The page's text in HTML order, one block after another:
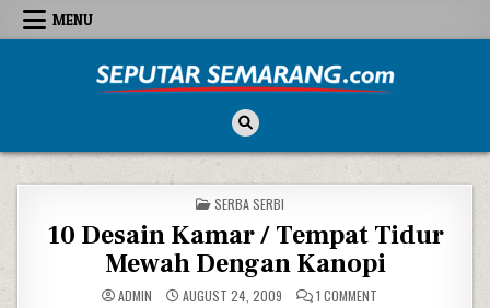
Skip to content
MENU
POSTED IN
SERBA SERBI
10 Desain Kamar / Tempat Tidur
Mewah Dengan Kanopi
ADMIN AUGUST 24, 2009 1 COMMENT